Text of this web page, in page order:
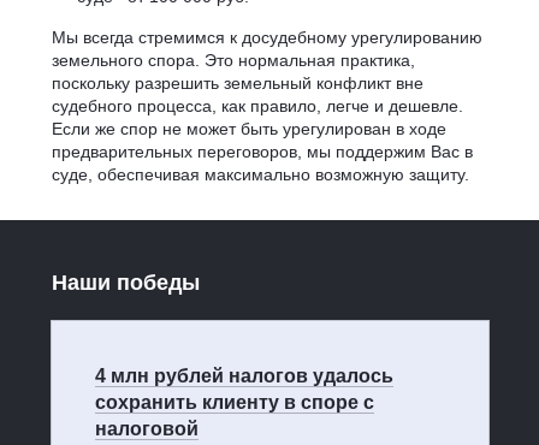
Мы всегда стремимся к досудебному урегулированию
земельного спора. Это нормальная практика,
поскольку разрешить земельный конфликт вне
судебного процесса, как правило, легче и дешевле.
Если же спор не может быть урегулирован в ходе
предварительных переговоров, мы поддержим Вас в
суде, обеспечивая максимально возможную защиту.
Наши победы
4 млн рублей налогов удалось
сохранить клиенту в споре с
налоговой